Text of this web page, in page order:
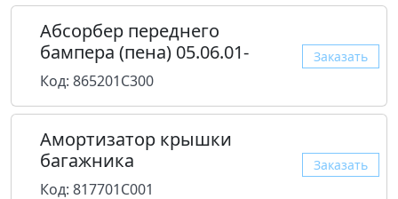
Абсорбер переднего
бампера (пена) 05.06.01-
Код: 865201C300
Заказать
Амортизатор крышки
багажника
Код: 817701C001
Заказать